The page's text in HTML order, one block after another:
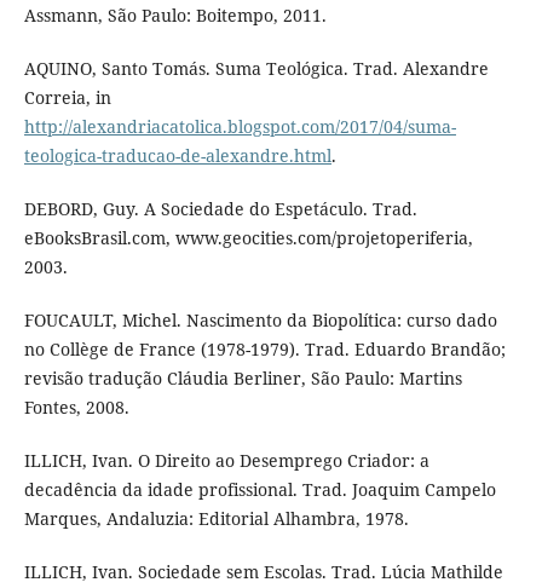
Assmann, São Paulo: Boitempo, 2011.
AQUINO, Santo Tomás. Suma Teológica. Trad. Alexandre
Correia, in
http://alexandriacatolica.blogspot.com/2017/04/suma-
teologica-traducao-de-alexandre.html.
DEBORD, Guy. A Sociedade do Espetáculo. Trad.
eBooksBrasil.com, www.geocities.com/projetoperiferia,
2003.
FOUCAULT, Michel. Nascimento da Biopolítica: curso dado
no Collège de France (1978-1979). Trad. Eduardo Brandão;
revisão tradução Cláudia Berliner, São Paulo: Martins
Fontes, 2008.
ILLICH, Ivan. O Direito ao Desemprego Criador: a
decadência da idade profissional. Trad. Joaquim Campelo
Marques, Andaluzia: Editorial Alhambra, 1978.
ILLICH, Ivan. Sociedade sem Escolas. Trad. Lúcia Mathilde